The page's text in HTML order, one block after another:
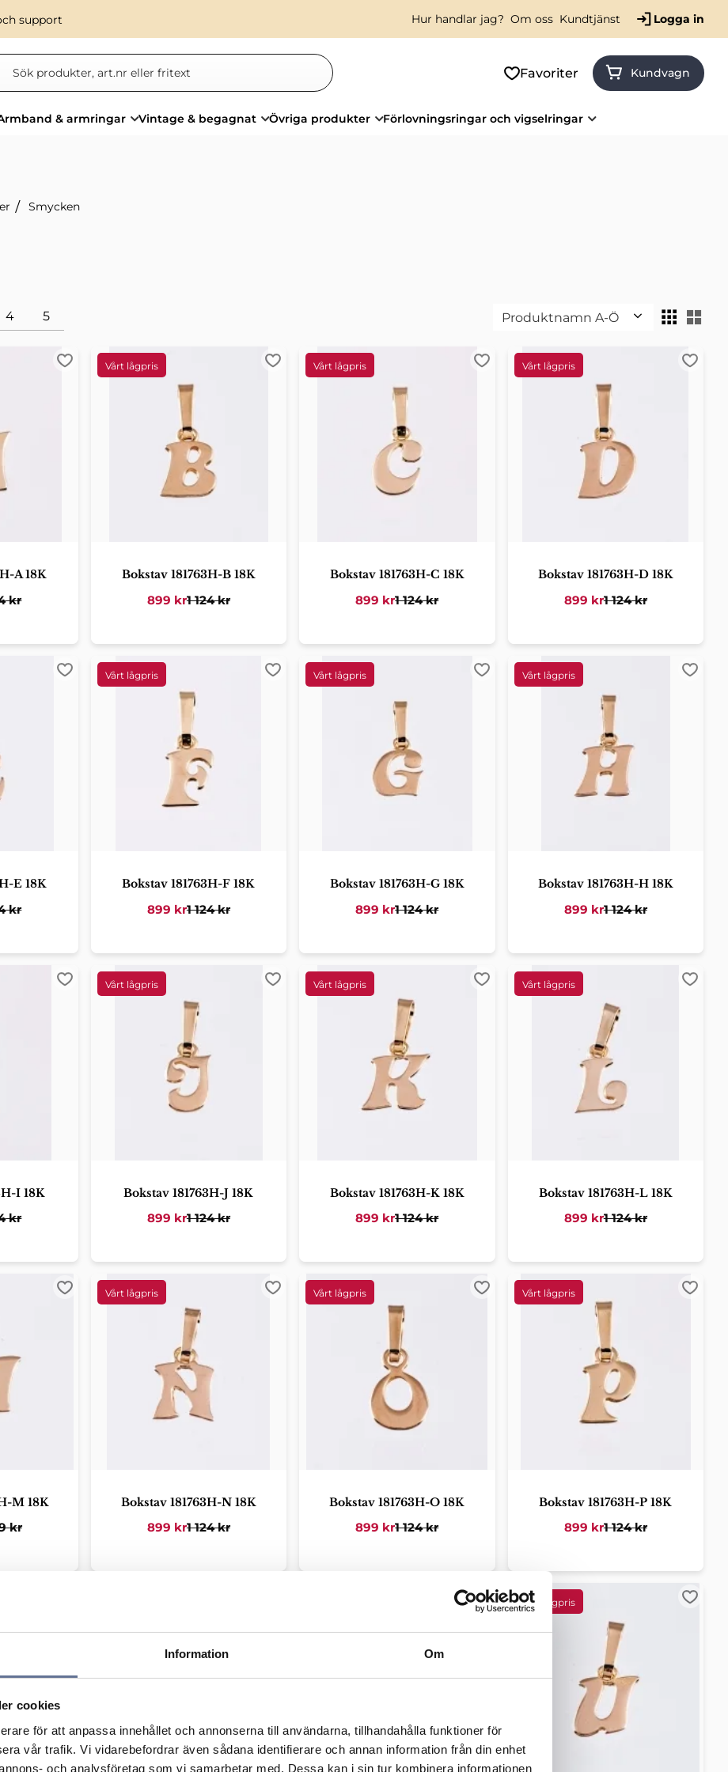
Information Om
cookies
för att anpassa innehållet och annonserna till användarna, tillhandahålla funktioner för
vår trafik. Vi vidarebefordrar även sådana identifierare och annan information från din enhet
och analysföretag som vi samarbetar med. Dessa kan i sin tur kombinera informationen
support Hur handlar jag? Om oss Kundtjänst Logga in
Favoriter Kundvagn
& armringar Vintage & begagnat Övriga produkter Förlovningsringar och vigselringar
Smycken
4 5
Välj sortering
A 18K
kr
Lägg till i favoriter
Bokstav 181763H-B 18K
899 kr1 124kr
Lägg till i favoriter
Bokstav 181763H-C 18K
899 kr1 124kr
Lägg till i favoriter
Bokstav 181763H-D 18K
899 kr1 124kr
Lägg
E 18K
kr
Lägg till i favoriter
Bokstav 181763H-F 18K
899 kr1 124kr
Lägg till i favoriter
Bokstav 181763H-G 18K
899 kr1 124kr
Lägg till i favoriter
Bokstav 181763H-H 18K
899 kr1 124kr
Lägg
I 18K
kr
Lägg till i favoriter
Bokstav 181763H-J 18K
899 kr1 124kr
Lägg till i favoriter
Bokstav 181763H-K 18K
899 kr1 124kr
Lägg till i favoriter
Bokstav 181763H-L 18K
899 kr1 124kr
Lägg
M 18K
kr
Lägg till i favoriter
Bokstav 181763H-N 18K
899 kr1 124kr
Lägg till i favoriter
Bokstav 181763H-O 18K
899 kr1 124kr
Lägg till i favoriter
Bokstav 181763H-P 18K
899 kr1 124kr
Lägg
Lägg till i favoriter Lägg